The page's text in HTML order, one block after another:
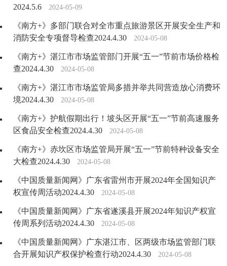
2024.5.6
2024-05-09
《南方+》多部门联合对全市重点旅游景区开展安全生产和
消防安全专项督导检查2024.4.30
2024-05-08
《南方+》湛江市市场监管部门开展“五一”节前市场价格检
查2024.4.30
2024-05-08
《南方+》湛江市市场监管局多措并举共同营造放心消费环
境2024.4.30
2024-05-08
《南方+》护航假期出行！坡头区开展“五一”节前高速服务
区食品安全检查2024.4.30
2024-05-08
《南方+》赤坎区市场监管局开展“五一”节前特种设备安全
大检查2024.4.30
2024-05-08
《中国质量新闻网》广东省雷州市开展2024年全国知识产
权宣传周活动2024.4.30
2024-05-08
《中国质量新闻网》广东省遂溪县开展2024年知识产权宣
传周系列活动2024.4.30
2024-05-08
《中国质量新闻网》广东湛江市、区两级市场监管部门联
合开展知识产权保护检查行动2024.4.30
2024-05-08